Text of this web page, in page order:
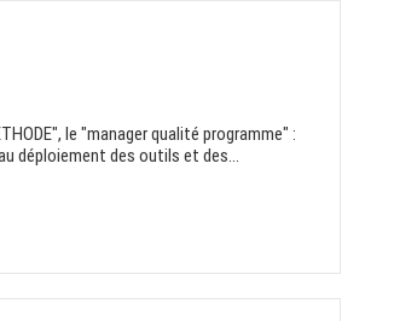
le "manager qualité programme" :
déploiement des outils et des...